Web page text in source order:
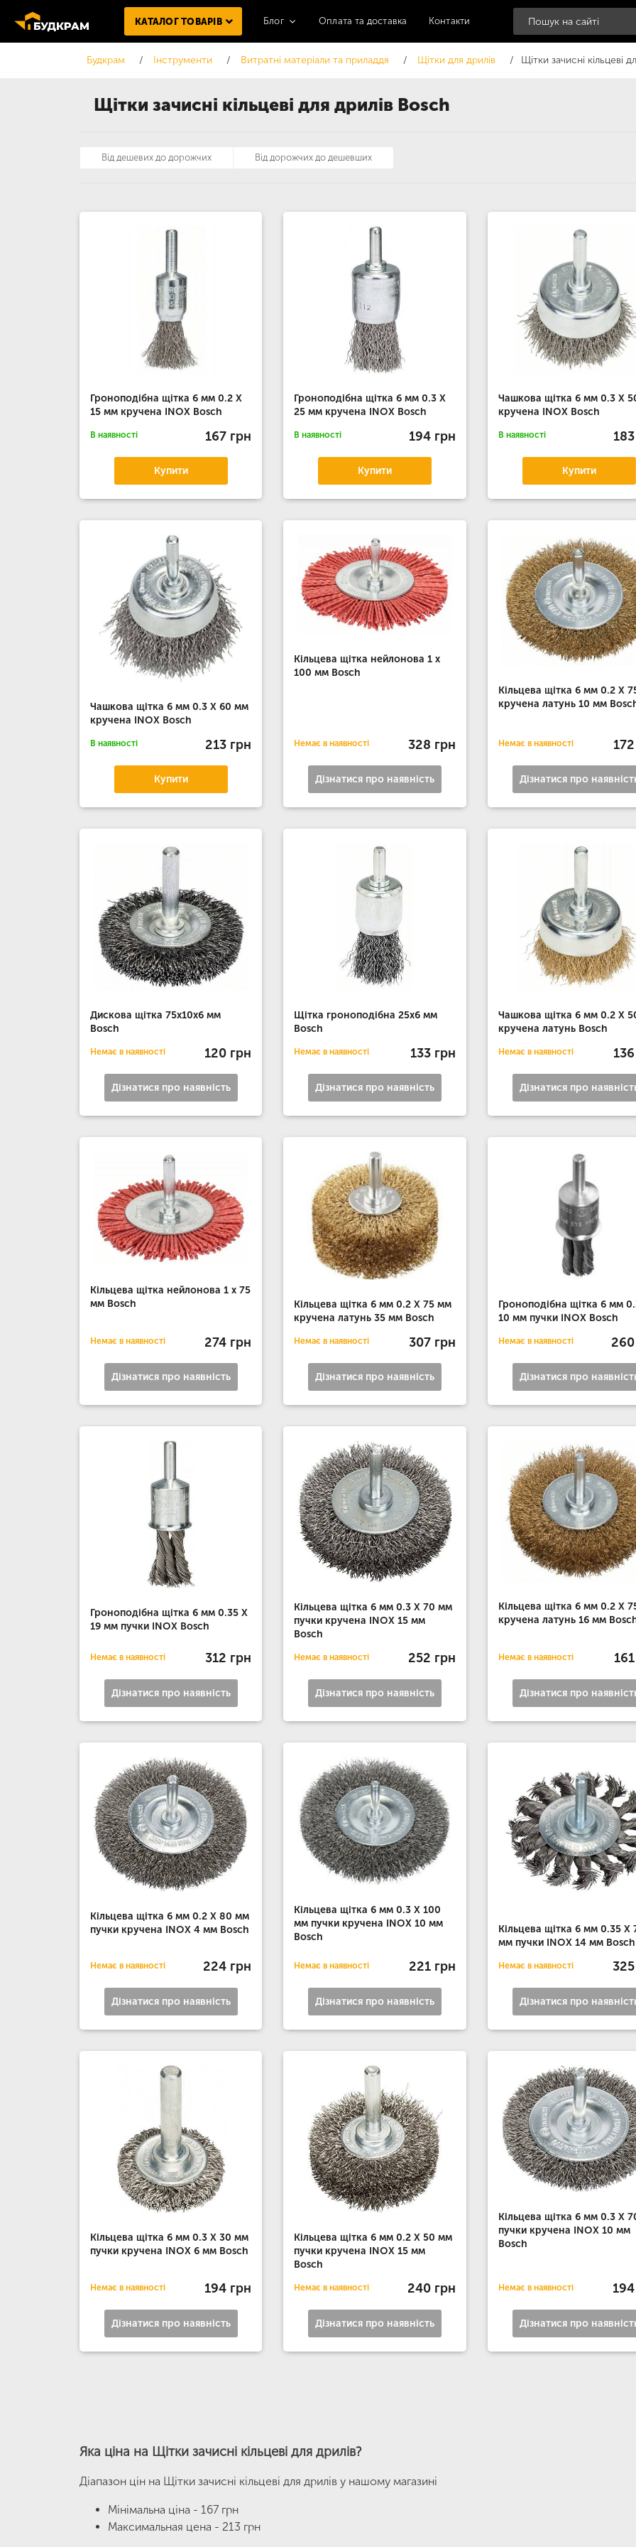
Щітки зачисні кільцеві для дрилів Bosch
КАТАЛОГ ТОВАРІВ Блог Оплата та доставка Контакти
Будкрам Інструменти Витратні матеріали та приладдя Щітки для дрилів Щітки зачисні кільцеві
Гроноподібна щітка 6 мм 0.2 X
15 мм кручена INOX Bosch
В наявності 167 грн
Купити
Гроноподібна щітка 6 мм 0.3 X
25 мм кручена INOX Bosch
В наявності 194 грн
Купити
Чашкова щітка 6 мм 0.3 Х
кручена INOX Bosch
В наявності
Купити
Чашкова щітка 6 мм 0.3 Х 60 мм
кручена INOX Bosch
В наявності 213 грн
Купити
Кільцева щітка нейлонова 1 х
100 мм Bosch
Немає в наявності 328 грн
Дізнатися про наявність
Кільцева щітка 6 мм 0.2 X
кручена латунь 10 мм
Немає в наявності
Дізнатися про
Дискова щітка 75х10x6 мм
Bosch
Немає в наявності 120 грн
Дізнатися про наявність
Щітка гроноподібна 25x6 мм
Bosch
Немає в наявності 133 грн
Дізнатися про наявність
Чашкова щітка 6 мм 0.2 X
кручена латунь Bosch
Немає в наявності
Дізнатися про
Кільцева щітка нейлонова 1 х 75
мм Bosch
Немає в наявності 274 грн
Дізнатися про наявність
Кільцева щітка 6 мм 0.2 X 75 мм
кручена латунь 35 мм Bosch
Немає в наявності 307 грн
Дізнатися про наявність
Гроноподібна щітка 6 мм
10 мм пучки INOX Bosch
Немає в наявності
Дізнатися про
Гроноподібна щітка 6 мм 0.35 X
19 мм пучки INOX Bosch
Немає в наявності 312 грн
Дізнатися про наявність
Кільцева щітка 6 мм 0.3 X 70 мм
пучки кручена INOX 15 мм
Bosch
Немає в наявності 252 грн
Дізнатися про наявність
Кільцева щітка 6 мм 0.2 X
кручена латунь 16 мм
Немає в наявності
Дізнатися про
Кільцева щітка 6 мм 0.2 X 80 мм
пучки кручена INOX 4 мм Bosch
Немає в наявності 224 грн
Дізнатися про наявність
Кільцева щітка 6 мм 0.3 X 100
мм пучки кручена INOX 10 мм
Bosch
Немає в наявності 221 грн
Дізнатися про наявність
Кільцева щітка 6 мм 0.35 X
мм пучки INOX 14 мм Bosch
Немає в наявності
Дізнатися про
Кільцева щітка 6 мм 0.3 X 30 мм
пучки кручена INOX 6 мм Bosch
Немає в наявності 194 грн
Дізнатися про наявність
Кільцева щітка 6 мм 0.2 X 50 мм
пучки кручена INOX 15 мм
Bosch
Немає в наявності 240 грн
Дізнатися про наявність
Кільцева щітка 6 мм 0.3 X
пучки кручена INOX 10 мм
Bosch
Немає в наявності
Дізнатися про
Від дешевих до дорожчих Від дорожчих до дешевших
Яка ціна на Щітки зачисні кільцеві для дрилів?
Діапазон цін на Щітки зачисні кільцеві для дрилів у нашому магазині
Мінімальна ціна - 167 грн
Максимальная цена - 213 грн